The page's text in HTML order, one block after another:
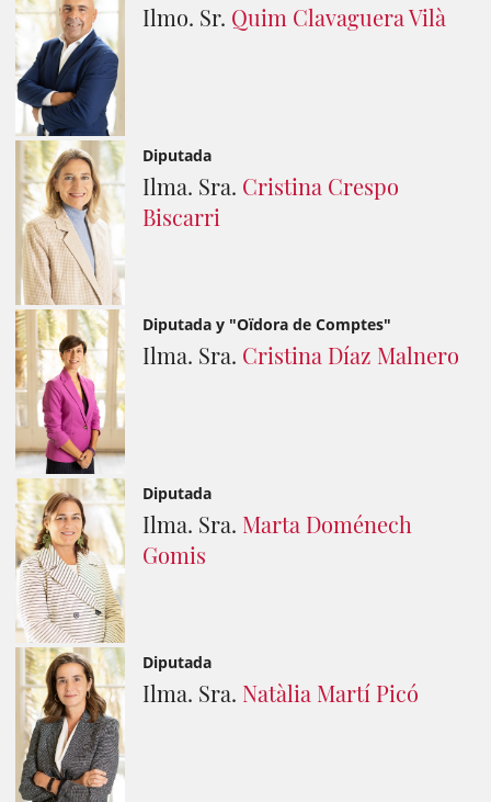
Ilmo. Sr. Quim Clavaguera Vilà
Diputada
Ilma. Sra. Cristina Crespo
Biscarri
Diputada y "Oïdora de Comptes"
Ilma. Sra. Cristina Díaz Malnero
Diputada
Ilma. Sra. Marta Doménech
Gomis
Diputada
Ilma. Sra. Natàlia Martí Picó